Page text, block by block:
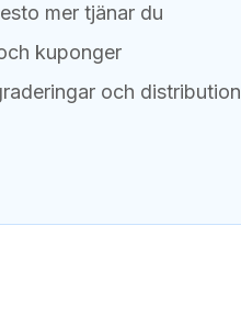
mer tjänar du
kuponger
och distribution